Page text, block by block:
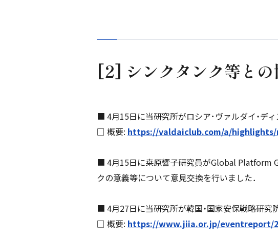
[2] シンクタンク等との
■ 4月15日に当研究所がロシア･ヴァルダイ・デ
□ 概要: https://valdaiclub.com/a/
■ 4月15日に桒原響子研究員がGlobal Platform
クの意義等について意見交換を行いました．
■ 4月27日に当研究所が韓国・国家安保戦略研究
□ 概要: https://www.jiia.or.jp/eventreport/